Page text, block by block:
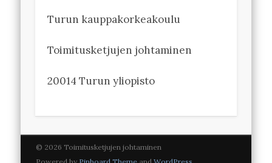
Turun kauppakorkeakoulu
Toimitusketjujen johtaminen
20014 Turun yliopisto
© 2026 Toimitusketjujen johtaminen